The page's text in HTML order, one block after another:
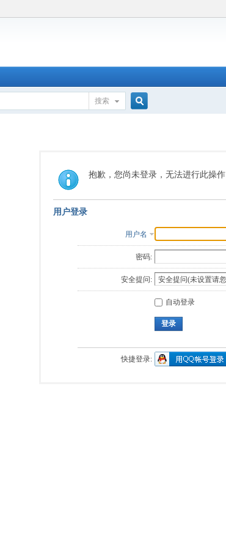
搜索
索
抱歉，您尚未登录，无法进行此操作
用户登录
用户名
密码:
安全提问:
自动登录
登录
快捷登录: